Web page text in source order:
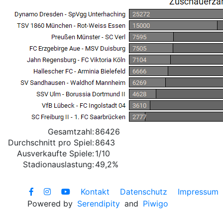
Gesamtzahl:86426
Durchschnitt pro Spiel:8643
Ausverkaufte Spiele:1/10
Stadionauslastung:49,2%
Kontakt Datenschutz
Impressum
Powered by Serendipity and Piwigo